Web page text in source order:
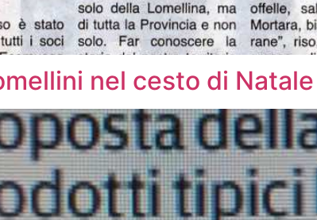
nel cesto di Natale